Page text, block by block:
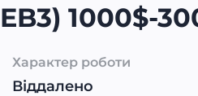
1000$-
Характер роботи
Віддалено